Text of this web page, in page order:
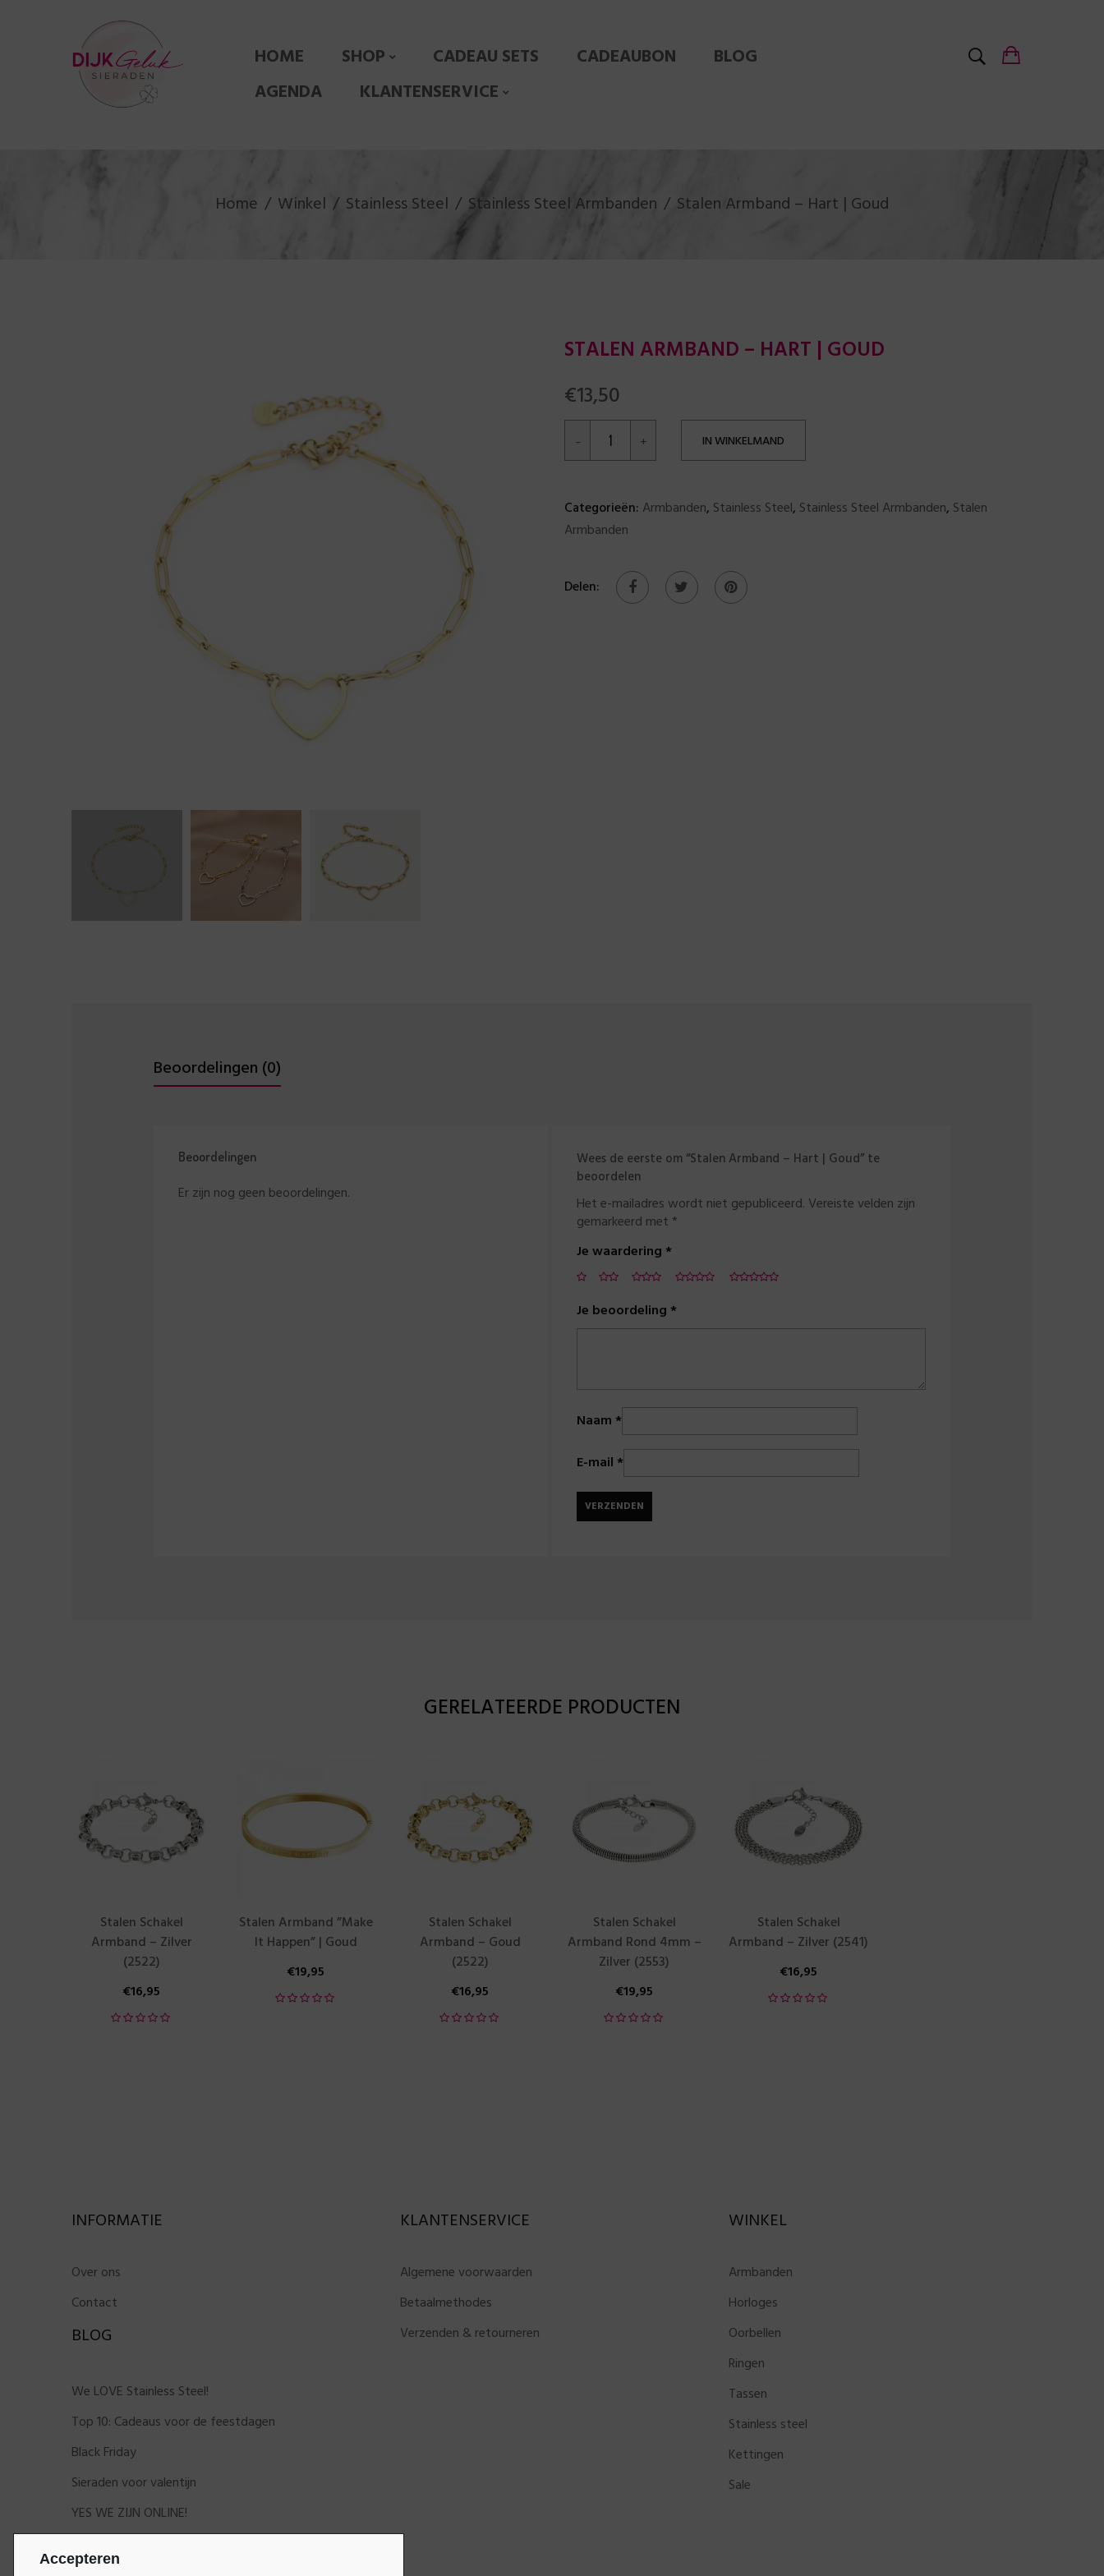
Accepteren
HOME SHOP CADEAU SETS CADEAUBON
BLOG
AGENDA
KLANTENSERVICE
Home Winkel Stainless Steel Stainless Steel Armbanden Stalen Armband – Hart | Goud
STALEN ARMBAND – HART | GOUD
€13,50
IN WINKELMAND
Categorieën: Armbanden, Stainless Steel, Stainless Steel Armbanden, Stalen
Armbanden
Delen:
Beoordelingen (0)
Beoordelingen
Er zijn nog geen beoordelingen.
Wees de eerste om “Stalen Armband – Hart | Goud” te
beoordelen
Het e-mailadres wordt niet gepubliceerd. Vereiste velden zijn
gemarkeerd met *
Je waardering*
Je beoordeling*
Naam*
E-mail*
GERELATEERDE PRODUCTEN
Stalen Schakel
Armband – Zilver
(2522)
€16,95
Stalen Armband ”Make
It Happen” | Goud
€19,95
Stalen Schakel
Armband – Goud
(2522)
€16,95
Stalen Schakel
Armband Rond 4mm –
Zilver (2553)
€19,95
Stalen Schakel
Armband – Zilver (2541)
€16,95
INFORMATIE
Over ons
Contact
BLOG
We LOVE Stainless Steel!
Top 10: Cadeaus voor de feestdagen
Black Friday
Sieraden voor valentijn
YES WE ZIJN ONLINE!
KLANTENSERVICE
Algemene voorwaarden
Betaalmethodes
Verzenden & retourneren
WINKEL
Armbanden
Horloges
Oorbellen
Ringen
Tassen
Stainless steel
Kettingen
Sale